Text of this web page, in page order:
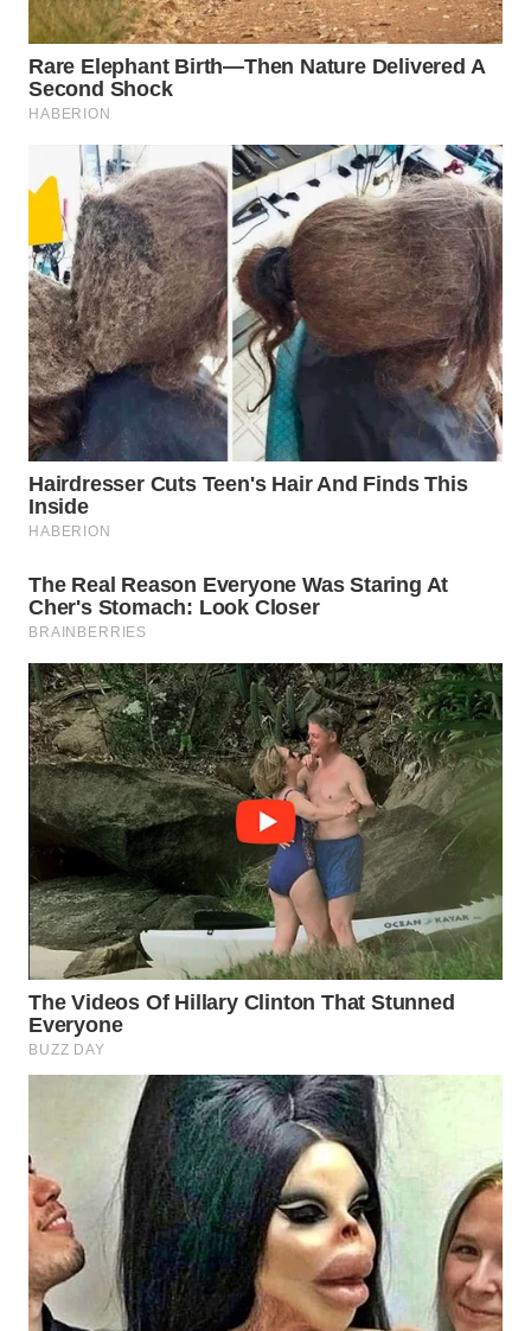
DEPOK
WN
TAPANULI
WN
SAMOSIR
WN
PADANG
LAWAS
WN
SUMEDANG
WN
CIANJUR
KEPULAUAN
SERIBU
WN
TANGERANG
WN
BINJAI
CIREBON
WN
INDRAMAYU
WN
KUNINGAN
MAJALENGKA
WN
SUBANG
SUKABUMI